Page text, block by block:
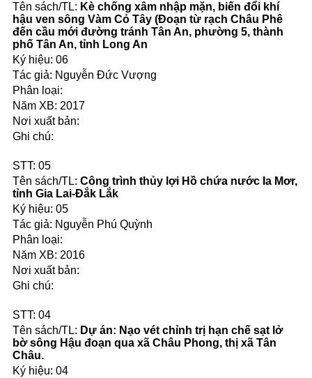
Kè chống xâm nhập mặn, biến đổi khí
hậu ven sông Vàm Cỏ Tây (Đoạn từ rạch Châu Phê
đến cầu mới đường tránh Tân An, phường 5, thành
phố Tân An, tỉnh Long An
06
Nguyễn Đức Vượng
2017
05
Công trình thủy lợi Hồ chứa nước Ia Mơr,
tỉnh Gia Lai-Đắk Lắk
05
Nguyễn Phú Quỳnh
2016
04
Dự án: Nạo vét chỉnh trị hạn chế sạt lở
bờ sông Hậu đoạn qua xã Châu Phong, thị xã Tân
Châu.
04